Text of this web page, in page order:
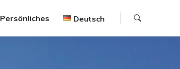
Persönliches Deutsch